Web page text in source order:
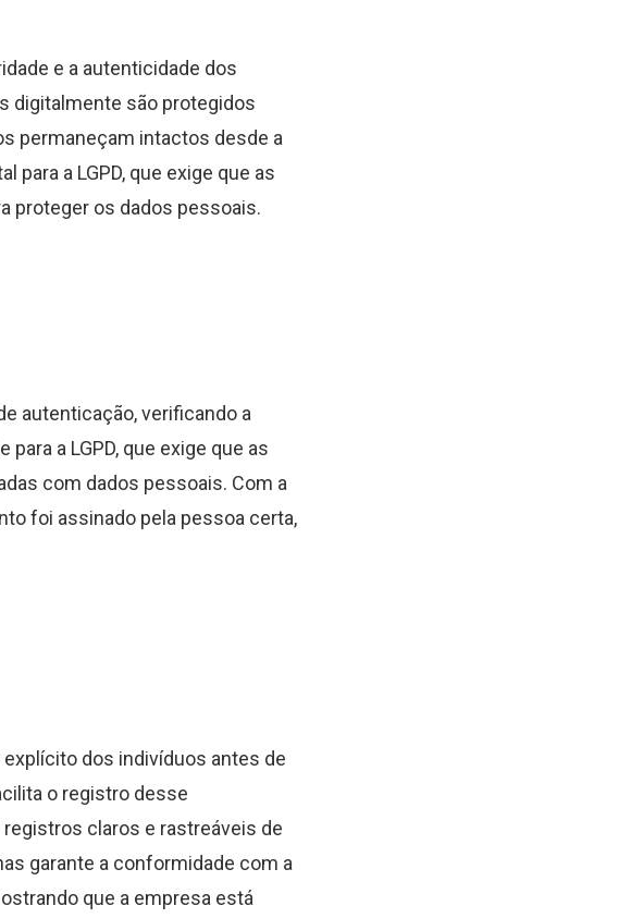
e a autenticidade dos
digitalmente são protegidos
permaneçam intactos desde a
a LGPD, que exige que as
proteger os dados pessoais.
autenticação, verificando a
a LGPD, que exige que as
com dados pessoais. Com a
foi assinado pela pessoa certa,
dos indivíduos antes de
o registro desse
claros e rastreáveis de
garante a conformidade com a
que a empresa está